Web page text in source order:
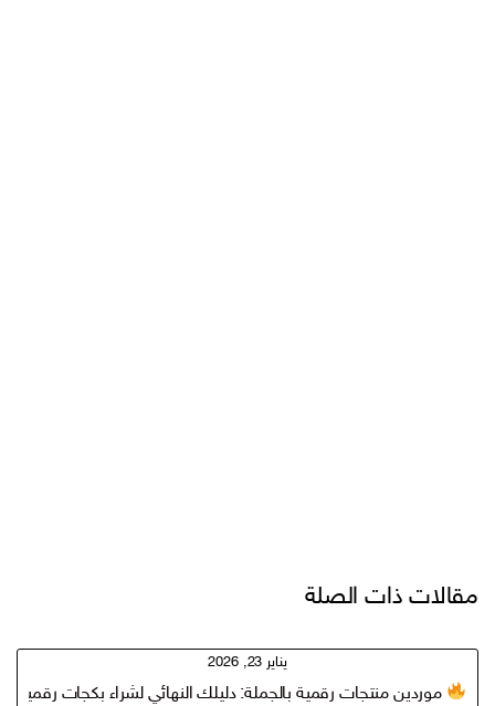
مقالات ذات الصلة
يناير 23, 2026
موردين منتجات رقمية بالجملة: دليلك النهائي لشراء بكجات رقمية